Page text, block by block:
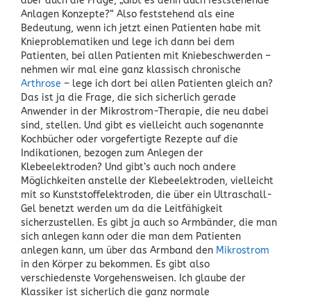
Anlagen Konzepte?“ Also feststehend als eine
Bedeutung, wenn ich jetzt einen Patienten habe mit
Knieproblematiken und lege ich dann bei dem
Patienten, bei allen Patienten mit Kniebeschwerden –
nehmen wir mal eine ganz klassisch chronische
Arthrose – lege ich dort bei allen Patienten gleich an?
Das ist ja die Frage, die sich sicherlich gerade
Anwender in der Mikrostrom-Therapie, die neu dabei
sind, stellen. Und gibt es vielleicht auch sogenannte
Kochbücher oder vorgefertigte Rezepte auf die
Indikationen, bezogen zum Anlegen der
Klebeelektroden? Und gibt’s auch noch andere
Möglichkeiten anstelle der Klebeelektroden, vielleicht
mit so Kunststoffelektroden, die über ein Ultraschall-
Gel benetzt werden um da die Leitfähigkeit
sicherzustellen. Es gibt ja auch so Armbänder, die man
sich anlegen kann oder die man dem Patienten
anlegen kann, um über das Armband den Mikrostrom
in den Körper zu bekommen. Es gibt also
verschiedenste Vorgehensweisen. Ich glaube der
Klassiker ist sicherlich die ganz normale